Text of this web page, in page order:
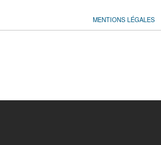
MENTIONS LÉGALES